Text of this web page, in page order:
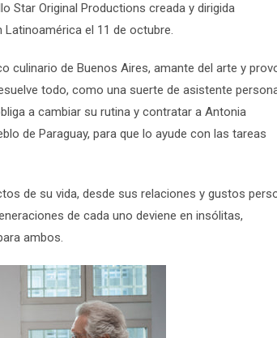
Star Original Productions creada y dirigida
Latinoamérica el 11 de octubre.
culinario de Buenos Aires, amante del arte y
todo, como una suerte de asistente
a cambiar su rutina y contratar a Antonia
de Paraguay, para que lo ayude con las tareas
de su vida, desde sus relaciones y gustos
de cada uno deviene en insólitas,
ambos.